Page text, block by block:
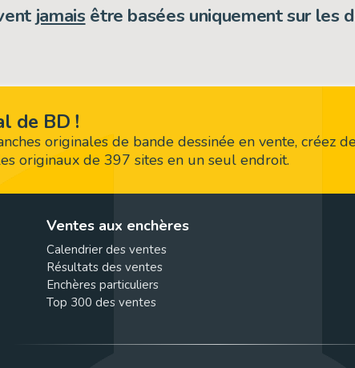
jamais être basées uniquement sur les
de BD !
originales de bande dessinée en vente, créez
originaux de 397 sites en un seul endroit.
Ventes aux enchères
Calendrier des ventes
Résultats des ventes
Enchères particuliers
Top 300 des ventes